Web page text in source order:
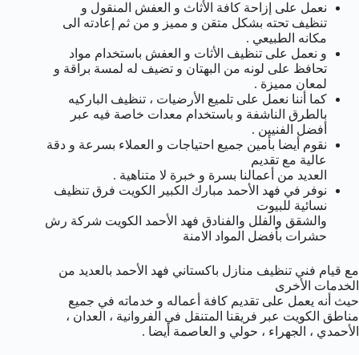
نعمل على إزاحة كافة الأثاث و العفش المنقول و
تنظيف تحته بشكل متقن و مميز و من ثم إعادته الى
مكانه الطبيعي .
و نعمل على تنظيف الأثات و العفش باستخدام مواد
تحافظ على لونه من البهتان و تضيف له لمسة براقة و
لمعان مميزة .
كما أننا نعمل على تلميع الأرضيات ، تنظيف الباركيه
بالطرق الناشفة و باستخدام معدات خاصة فيه عبر
أفضل الفنيين .
نقوم أيضا بأمين جميع احتياجات و العملاء بسرعة و دقة
عالية مع تقديم
العديد من أعمالنا بسرة و خبرة لا متناهية .
نوفر في فهد الأحمد مبارك الكبير الكويت فرق تنظيف
نسائية للبيوت
والشقق والفلل والفنادق فهد الأحمد الكويت شركة رش
حشرات بأفضل المواد الامنة
مع قيام فني تنظيف منازل باكستاني فهد الأحمد بالعديد من
الخدمات الأخرى
حيث أنه يعمل على تقديم كافة أعماله و خدماته في جميع
مناطق الكويت عبر فريقنا المتنقل في الفروانية ، العدان ،
الأحمدي ، الجهراء ، حولي و العاصمة أيضا .